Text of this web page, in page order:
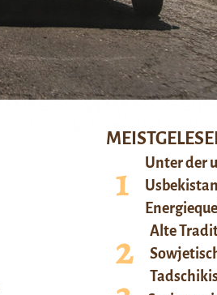
Unter der
Alte